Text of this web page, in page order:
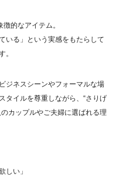
的なアイテム。
いる」という実感をもたらして
。
ジネスシーンやフォーマルな場
タイルを尊重しながら、“さりげ
カップルやご夫婦に選ばれる理
しい」